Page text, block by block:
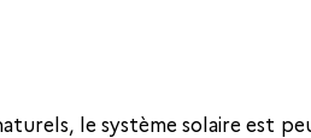
le système solaire est